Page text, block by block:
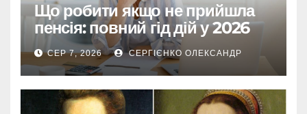
Що робити якщо не прийшла
пенсія: повний гід дій у 2026
році
СЕР 7, 2026 СЕРГІЄНКО ОЛЕКСАНДР